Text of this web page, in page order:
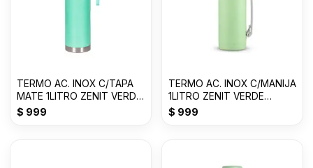
TERMO AC. INOX C/TAPA
MATE 1LITRO ZENIT VERDE
CLARO ZF3VC
$ 999
TERMO AC. INOX C/MANIJA
1LITRO ZENIT VERDE
CLARO Z100XZ1VC
$ 999